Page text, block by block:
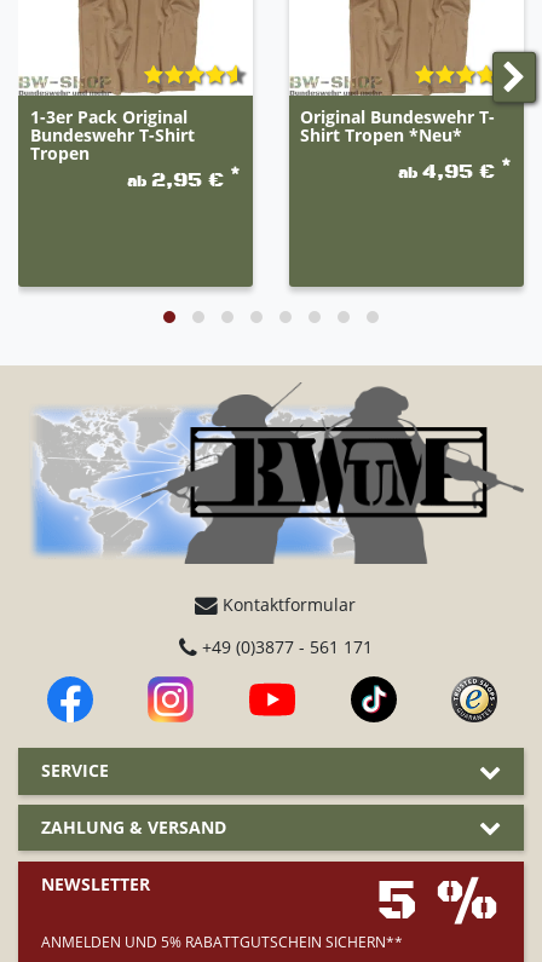
1-3er Pack Original
Bundeswehr T-Shirt
Tropen
ab 2,95 € *
Original Bundeswehr T-
Shirt Tropen *Neu*
ab 4,95 € *
Kontaktformular
+49 (0)3877 - 561 171
SERVICE
ZAHLUNG & VERSAND
NEWSLETTER 5 %
ANMELDEN UND 5% RABATTGUTSCHEIN SICHERN**